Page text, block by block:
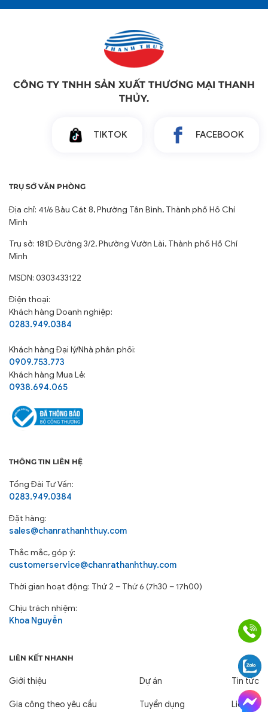
CÔNG TY TNHH SẢN XUẤT THƯƠNG MẠI THANH
THỦY.
TIKTOK FACEBOOK
TRỤ SỞ VĂN PHÒNG
Địa chỉ: 41/6 Bàu Cát 8, Phường Tân Bình, Thành phố Hồ Chí
Minh
Trụ sở: 181D Đường 3/2, Phường Vườn Lài, Thành phố Hồ Chí
Minh
MSDN: 0303433122
Điện thoại:
Khách hàng Doanh nghiệp:
0283.949.0384
Khách hàngĐại lý/Nhà phân phối:
0909.753.773
Khách hàng Mua Lẻ:
0938.694.065
THÔNG TIN LIÊN HỆ
Tổng Đài Tư Vấn:
0283.949.0384
Đặt hàng:
sales@chanrathanhthuy.com
Thắc mắc, góp ý:
customerservice@chanrathanhthuy.com
Thời gian hoạt động: Thứ 2 – Thứ 6 (7h30 – 17h00)
Chịu trách nhiệm:
Khoa Nguyễn
LIÊN KẾT NHANH
Giới thiệu
Gia công theo yêu cầu
Dự án
Tuyển dụng
Tin tức
Liên hệ